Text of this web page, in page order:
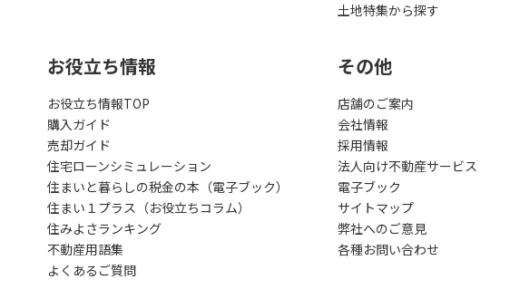
土地特集から探す
お役立ち情報
お役立ち情報TOP
購入ガイド
売却ガイド
住宅ローンシミュレーション
住まいと暮らしの税金の本（電子ブック）
住まい１プラス（お役立ちコラム）
住みよさランキング
不動産用語集
よくあるご質問
その他
店舗のご案内
会社情報
採用情報
法人向け不動産サービス
電子ブック
サイトマップ
弊社へのご意見
各種お問い合わせ